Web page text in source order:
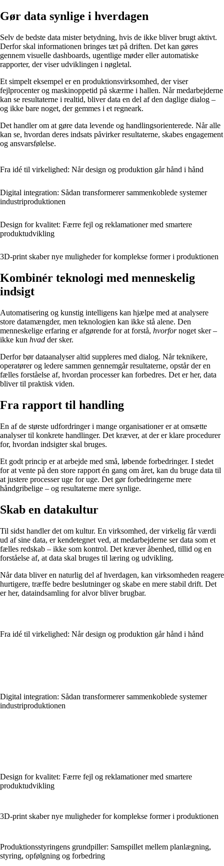
Gør data synlige i hverdagen
Selv de bedste data mister betydning, hvis de ikke bliver brugt aktivt.
Derfor skal informationen bringes tæt på driften. Det kan gøres
gennem visuelle dashboards, ugentlige møder eller automatiske
rapporter, der viser udviklingen i nøgletal.
Et simpelt eksempel er en produktionsvirksomhed, der viser
fejlprocenter og maskinoppetid på skærme i hallen. Når medarbejderne
kan se resultaterne i realtid, bliver data en del af den daglige dialog –
og ikke bare noget, der gemmes i et regneark.
Det handler om at gøre data levende og handlingsorienterede. Når alle
kan se, hvordan deres indsats påvirker resultaterne, skabes engagement
og ansvarsfølelse.
Fra idé til virkelighed: Når design og produktion går hånd i hånd
Digital integration: Sådan transformerer sammenkoblede systemer
industriproduktionen
Design for kvalitet: Færre fejl og reklamationer med smartere
produktudvikling
3D-print skaber nye muligheder for komplekse former i produktionen
Kombinér teknologi med menneskelig
indsigt
Automatisering og kunstig intelligens kan hjælpe med at analysere
store datamængder, men teknologien kan ikke stå alene. Den
menneskelige erfaring er afgørende for at forstå, hvorfornoget sker –
ikke kun hvad der sker.
Derfor bør dataanalyser altid suppleres med dialog. Når teknikere,
operatører og ledere sammen gennemgår resultaterne, opstår der en
fælles forståelse af, hvordan processer kan forbedres. Det er her, data
bliver til praktisk viden.
Fra rapport til handling
En af de største udfordringer i mange organisationer er at omsætte
analyser til konkrete handlinger. Det kræver, at der er klare procedurer
for, hvordan indsigter skal bruges.
Et godt princip er at arbejde med små, løbende forbedringer. I stedet
for at vente på den store rapport én gang om året, kan du bruge data til
at justere processer uge for uge. Det gør forbedringerne mere
håndgribelige – og resultaterne mere synlige.
Skab en datakultur
Til sidst handler det om kultur. En virksomhed, der virkelig får værdi
ud af sine data, er kendetegnet ved, at medarbejderne ser data som et
fælles redskab – ikke som kontrol. Det kræver åbenhed, tillid og en
forståelse af, at data skal bruges til læring og udvikling.
Når data bliver en naturlig del af hverdagen, kan virksomheden reagere
hurtigere, træffe bedre beslutninger og skabe en mere stabil drift. Det
er her, dataindsamling for alvor bliver brugbar.
Fra idé til virkelighed: Når design og produktion går hånd i hånd
Digital integration: Sådan transformerer sammenkoblede systemer
industriproduktionen
Design for kvalitet: Færre fejl og reklamationer med smartere
produktudvikling
3D-print skaber nye muligheder for komplekse former i produktionen
Produktionsstyringens grundpiller: Samspillet mellem planlægning,
styring, opfølgning og forbedring